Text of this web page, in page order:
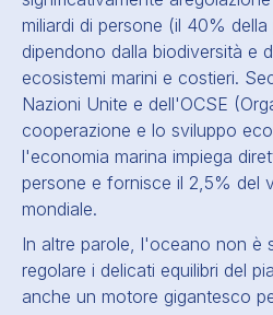
miliardi di persone (il 40%
dipendono dalla biodiversità e
ecosistemi marini e costieri.
Nazioni Unite e dell'OCSE
cooperazione e lo sviluppo
l'economia marina impiega
persone e fornisce il 2,5% del
mondiale.
In altre parole, l'oceano non è
regolare i delicati equilibri del
anche un motore gigantesco